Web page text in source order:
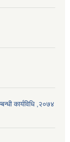
कार्यविधि ,२०७४